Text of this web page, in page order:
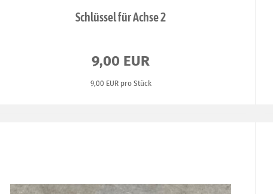
Schlüssel für Achse 2
9,00 EUR
9,00 EUR pro Stück